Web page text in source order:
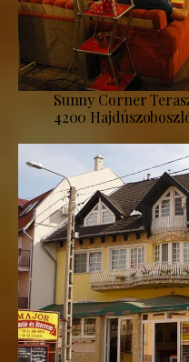
Sunny Corner
4200